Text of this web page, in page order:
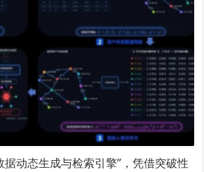
据动态生成与检索引擎”，凭借突破性